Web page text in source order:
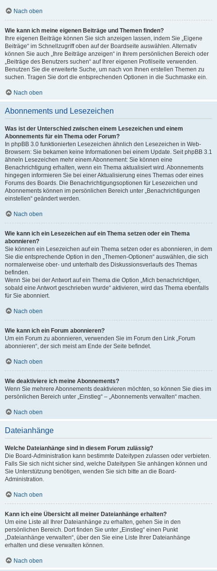
Nach oben
Wie kann ich meine eigenen Beiträge und Themen finden?
Ihre eigenen Beiträge können Sie sich anzeigen lassen, indem Sie „Eigene
Beiträge“ im Schnellzugriff oben auf der Boardseite auswählen. Alternativ
können Sie auch „Ihre Beiträge anzeigen“ in Ihrem persönlichen Bereich oder
„Beiträge des Benutzers suchen“ auf Ihrer eigenen Profilseite verwenden.
Benutzen Sie die erweiterte Suche, um nach von Ihnen erstellen Themen zu
suchen. Tragen Sie dort die entsprechenden Optionen in die Suchmaske ein.
Nach oben
Abonnements und Lesezeichen
Was ist der Unterschied zwischen einem Lesezeichen und einem
Abonnements für ein Thema oder Forum?
In phpBB 3.0 funktionierten Lesezeichen ähnlich den Lesezeichen in Web-
Browsern: Sie bekamen keine Informationen bei einem Update. Seit phpBB 3.1
ähneln Lesezeichen mehr einem Abonnement: Sie können eine
Benachrichtigung erhalten, wenn ein Thema aktualisiert wird. Abonnements
hingegen informieren Sie bei einer Aktualisierung eines Themas oder eines
Forums des Boards. Die Benachrichtigungsoptionen für Lesezeichen und
Abonnements können im persönlichen Bereich unter „Benachrichtigungen
einstellen“ geändert werden.
Nach oben
Wie kann ich ein Lesezeichen auf ein Thema setzen oder ein Thema
abonnieren?
Sie können ein Lesezeichen auf ein Thema setzen oder es abonnieren, in dem
Sie die entsprechende Option in den „Themen-Optionen“ auswählen, die sich
normalerweise ober- und unterhalb des Diskussionsverlaufs des Themas
befinden.
Wenn Sie bei der Antwort auf ein Thema die Option „Mich benachrichtigen,
sobald eine Antwort geschrieben wurde“ aktivieren, wird das Thema ebenfalls
für Sie abonniert.
Nach oben
Wie kann ich ein Forum abonnieren?
Um ein Forum zu abonnieren, verwenden Sie im Forum den Link „Forum
abonnieren“, der sich meist am Ende der Seite befindet.
Nach oben
Wie deaktiviere ich meine Abonnements?
Wenn Sie mehrere Abonnements deaktivieren möchten, so können Sie dies im
persönlichen Bereich unter „Einstieg“ – „Abonnements verwalten“ machen.
Nach oben
Dateianhänge
Welche Dateianhänge sind in diesem Forum zulässig?
Die Board-Administration kann bestimmte Dateitypen zulassen oder verbieten.
Falls Sie sich nicht sicher sind, welche Dateitypen Sie anhängen können und
Sie Unterstützung benötigen, wenden Sie sich bitte an die Board-
Administration.
Nach oben
Kann ich eine Übersicht all meiner Dateianhänge erhalten?
Um eine Liste all Ihrer Dateianhänge zu erhalten, gehen Sie in den
persönlichen Bereich. Dort finden Sie unter „Einstieg“ einen Punkt
„Dateianhänge verwalten“, über den Sie eine Liste Ihrer Dateianhänge
erhalten und diese verwalten können.
Nach oben